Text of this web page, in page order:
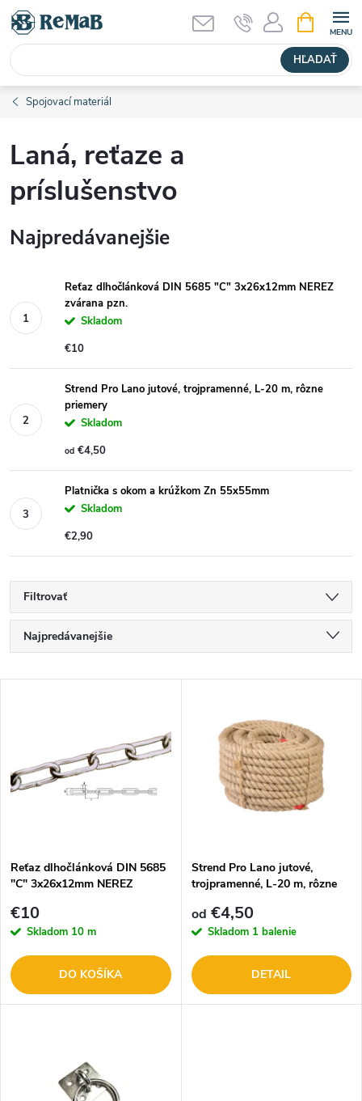
Prejsť
obsah
HĽADAŤ
KOŠÍK
Spojovací materiál
Laná, reťaze a
príslušenstvo
Najpredávanejšie
Reťaz dlhočlánková DIN 5685 "C" 3x26x12mm NEREZ
zvárana pzn.
Skladom
€10
Strend Pro Lano jutové, trojpramenné, L-20 m, rôzne
priemery
Skladom
od €4,50
Platnička s okom a krúžkom Zn 55x55mm
Skladom
€2,90
Filtrovať
R
a
e
n
e
p
r
o
Najpredávanejšie
p
s
p
r
o
Reťaz dlhočlánková DIN 5685
"C" 3x26x12mm NEREZ
€10
Skladom 10 m
DO KOŠÍKA
Strend Pro Lano jutové,
trojpramenné, L-20 m, rôzne
od €4,50
Skladom 1 balenie
DETAIL